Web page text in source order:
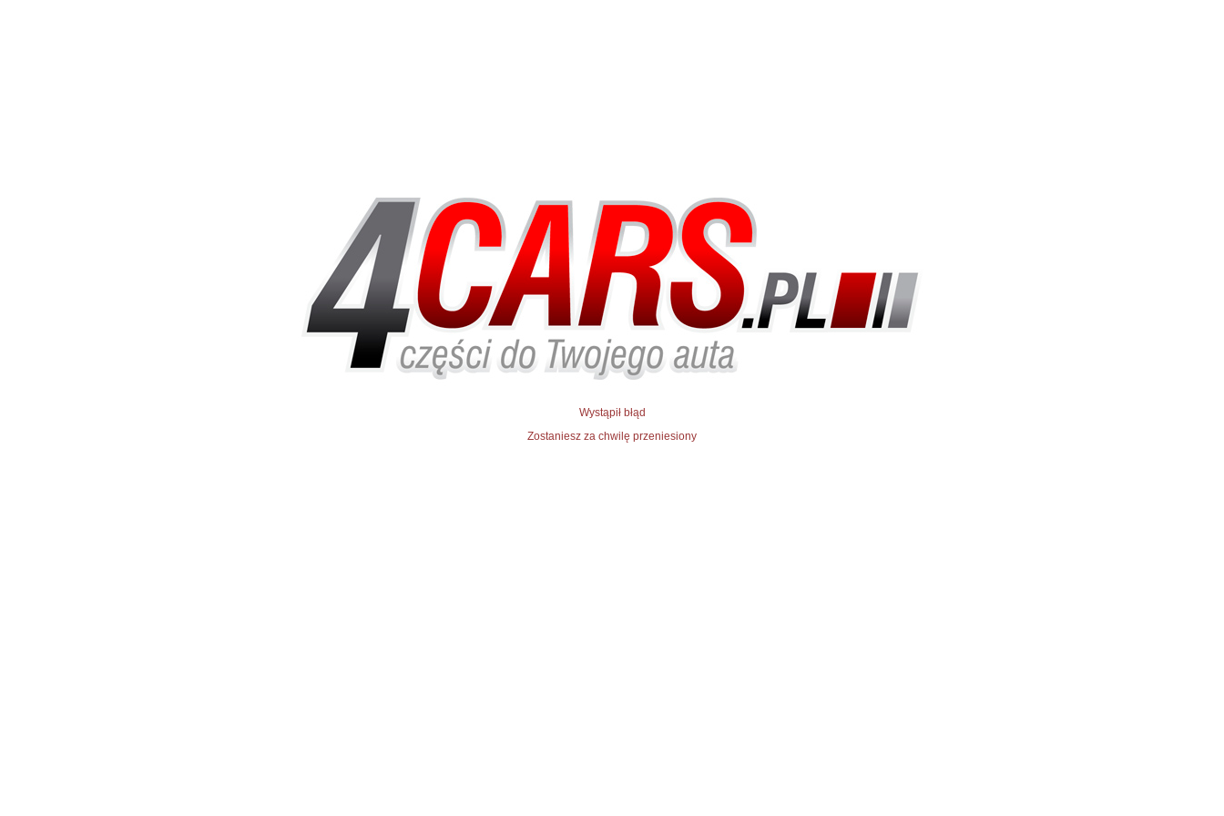
Wystąpił błąd
Zostaniesz za chwilę przeniesiony